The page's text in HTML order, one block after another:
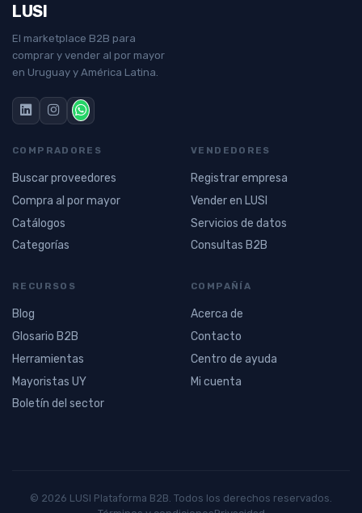
LUSI
El marketplace B2B para
comprar y vender al por mayor
en Uruguay y América Latina.
COMPRADORES
Buscar proveedores
Compra al por mayor
Catálogos
Categorías
VENDEDORES
Registrar empresa
Vender en LUSI
Servicios de datos
Consultas B2B
RECURSOS
Blog
Glosario B2B
Herramientas
Mayoristas UY
Boletín del sector
COMPAÑÍA
Acerca de
Contacto
Centro de ayuda
Mi cuenta
© 2026 LUSI Plataforma B2B. Todos los derechos reservados.